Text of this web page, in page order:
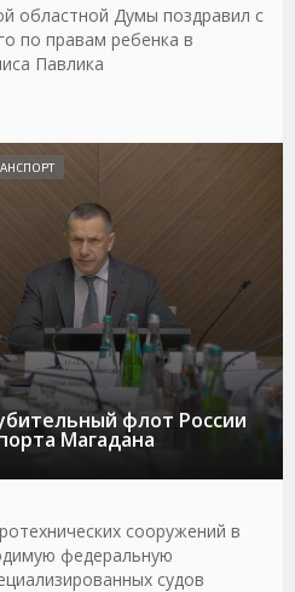
областной Думы поздравил с
по правам ребенка в
Павлика
флот России
Магадана
сооружений в
федеральную
судов